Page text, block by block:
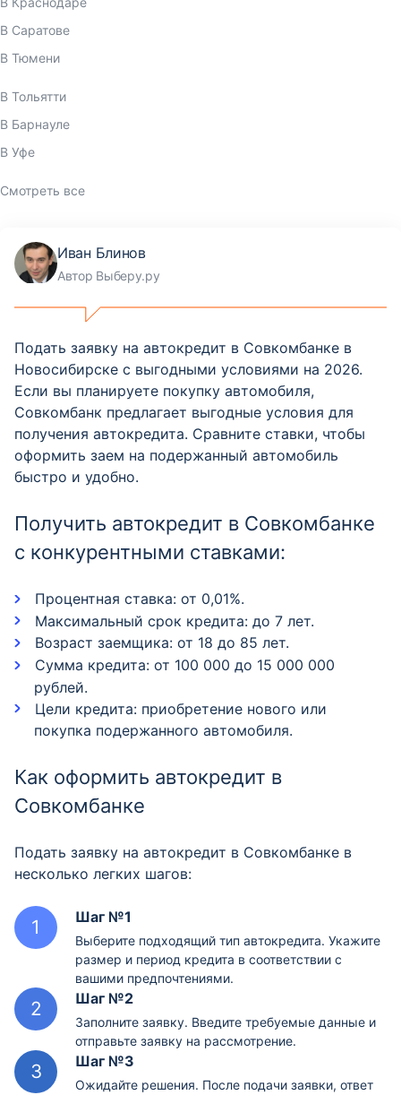
В Саратове
В Тюмени
В Тольятти
В Барнауле
В Уфе
Смотреть все
Иван Блинов
Автор Выберу.ру
Подать заявку на автокредит в Совкомбанке в
Новосибирске с выгодными условиями на 2026.
Если вы планируете покупку автомобиля,
Совкомбанк предлагает выгодные условия для
получения автокредита. Сравните ставки, чтобы
оформить заем на подержанный автомобиль
быстро и удобно.
Получить автокредит в Совкомбанке
с конкурентными ставками:
Процентная ставка: от 0,01%.
Максимальный срок кредита: до 7 лет.
Возраст заемщика: от 18 до 85 лет.
Сумма кредита: от 100 000 до 15 000 000
рублей.
Цели кредита: приобретение нового или
покупка подержанного автомобиля.
Как оформить автокредит в
Совкомбанке
Подать заявку на автокредит в Совкомбанке в
несколько легких шагов:
Шаг №1
Выберите подходящий тип автокредита. Укажите
размер и период кредита в соответствии с
вашими предпочтениями.
Шаг №2
Заполните заявку. Введите требуемые данные и
отправьте заявку на рассмотрение.
Шаг №3
Ожидайте решения. После подачи заявки, ответ